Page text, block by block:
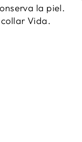
la piel.
Vida.